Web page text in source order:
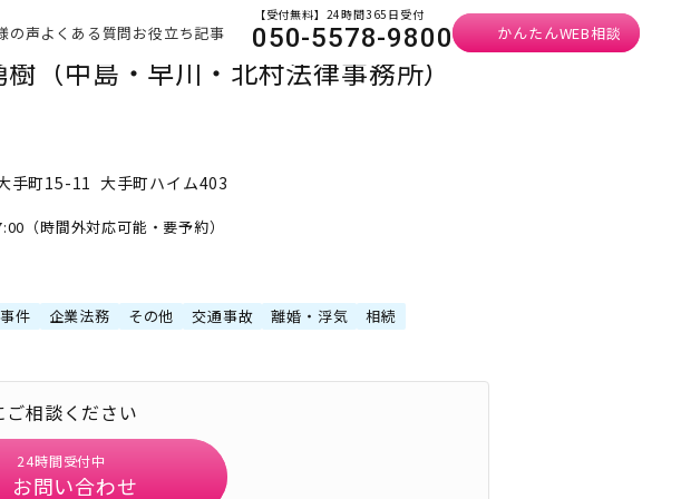
の声よくある質問お役立ち記事
【受付無料】24時間365日受付
050-5578-9800 かんたんWEB相談
（中島・早川・北村法律事務所）
手町15-11 大手町ハイム403
（時間外対応可能・要予約）
件 企業法務 その他 交通事故 離婚・浮気 相続
ご相談ください
24時間受付中
お問い合わせ